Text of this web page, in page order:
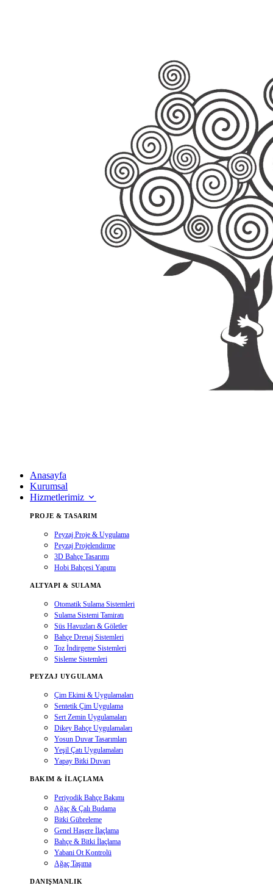
Anasayfa
Kurumsal
Hizmetlerimiz
PROJE & TASARIM
Peyzaj Proje & Uygulama
Peyzaj Projelendirme
3D Bahçe Tasarımı
Hobi Bahçesi Yapımı
ALTYAPI & SULAMA
Otomatik Sulama Sistemleri
Sulama Sistemi Tamiratı
Süs Havuzları & Göletler
Bahçe Drenaj Sistemleri
Toz İndirgeme Sistemleri
Sisleme Sistemleri
PEYZAJ UYGULAMA
Çim Ekimi & Uygulamaları
Sentetik Çim Uygulama
Sert Zemin Uygulamaları
Dikey Bahçe Uygulamaları
Yosun Duvar Tasarımları
Yeşil Çatı Uygulamaları
Yapay Bitki Duvarı
BAKIM & İLAÇLAMA
Periyodik Bahçe Bakımı
Ağaç & Çalı Budama
Bitki Gübreleme
Genel Haşere İlaçlama
Bahçe & Bitki İlaçlama
Yabani Ot Kontrolü
Ağaç Taşıma
DANIŞMANLIK